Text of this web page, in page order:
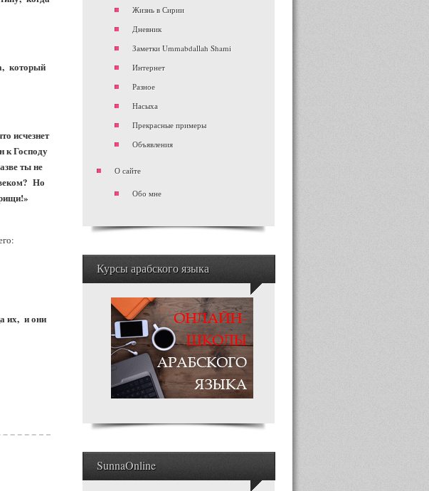
который
исчезнет
к Господу
ты не
Но
их, и они
Жизнь в Сирии
Дневник
Заметки Ummabdallah Shami
Интернет
Разное
Насыха
Прекрасные примеры
Объявления
О сайте
Обо мне
Курсы арабского языка
SunnaOnline